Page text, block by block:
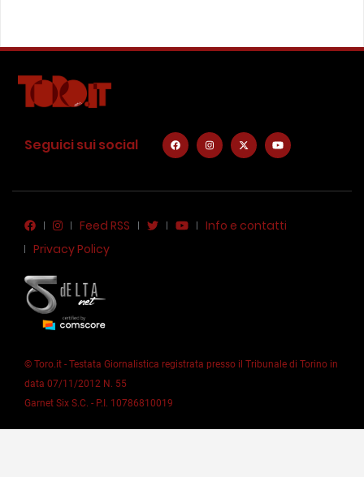
Seguici sui social
Feed RSS
Info e contatti
Privacy Policy
© Toro.it - Testata Giornalistica registrata presso il Tribunale di Torino in
data 07/11/2012 N. 55
Garnet Six S.C. - P.I. 10786810019